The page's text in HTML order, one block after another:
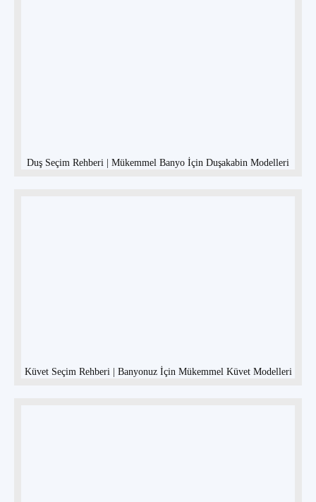
Duş Seçim Rehberi | Mükemmel Banyo İçin Duşakabin Modelleri
Küvet Seçim Rehberi | Banyonuz İçin Mükemmel Küvet Modelleri